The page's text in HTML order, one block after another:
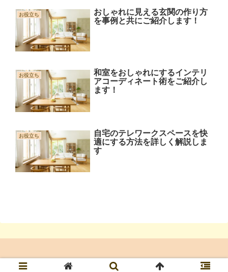
お役立ち
おしゃれに見える玄関の作り方
を事例と共にご紹介します！
お役立ち
和室をおしゃれにするインテリ
アコーディネート術をご紹介し
ます！
お役立ち
自宅のテレワークスペースを快
適にする方法を詳しく解説しま
す
© NEWHOUSE life!.